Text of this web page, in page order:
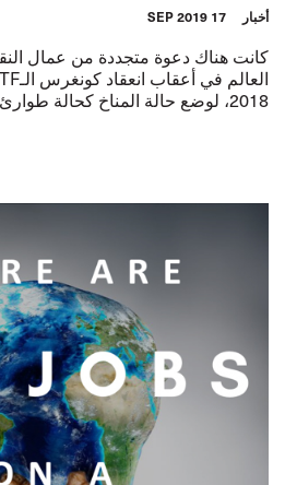
أخبار 17 SEP 2019
كانت هناك دعوة متجددة من عمال
العالم في أعقاب انعقاد كونغرس الـ
2018، لوضع حالة المناخ كحالة طوارئ على قمة جدول الأعمال.